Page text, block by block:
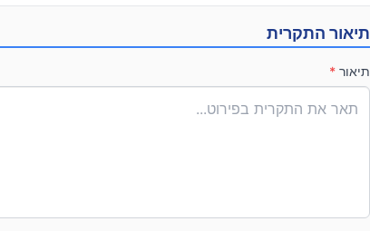
תיאור התקרית
תיאור *